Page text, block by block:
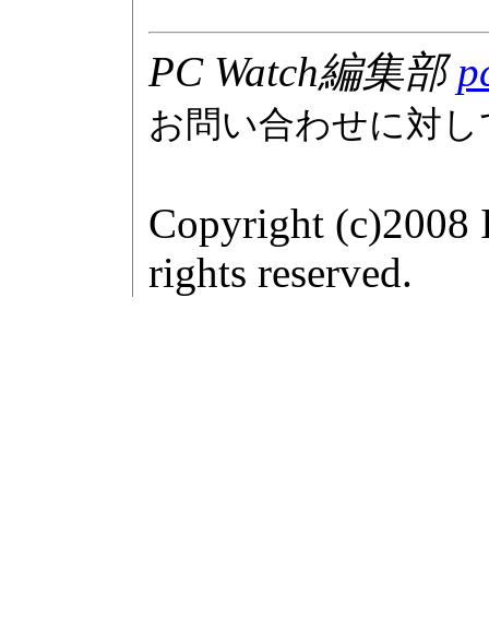
PC Watch編集部
お問い合わせに対
Copyright (c)2008
rights reserved.